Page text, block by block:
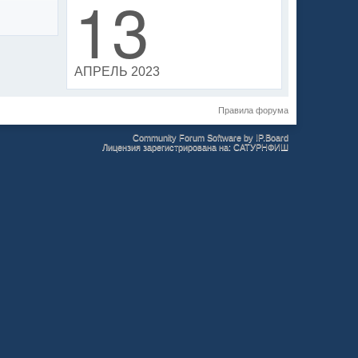
13
АПРЕЛЬ 2023
Правила форума
Community Forum Software by IP.Board
Лицензия зарегистрирована на: САТУРНФИШ